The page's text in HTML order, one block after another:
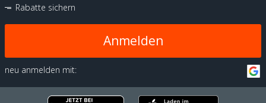
Rabatte sichern
Anmelden
neu anmelden mit: